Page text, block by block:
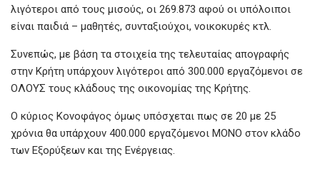
λιγότεροι από τους μισούς, οι 269.873 αφού οι υπόλοιποι
είναι παιδιά – μαθητές, συνταξιούχοι, νοικοκυρές κτλ.
Συνεπώς, με βάση τα στοιχεία της τελευταίας απογραφής
στην Κρήτη υπάρχουν λιγότεροι από 300.000 εργαζόμενοι σε
ΟΛΟΥΣ τους κλάδους της οικονομίας της Κρήτης.
Ο κύριος Κονοφάγος όμως υπόσχεται πως σε 20 με 25
χρόνια θα υπάρχουν 400.000 εργαζόμενοι ΜΟΝΟ στον κλάδο
των Εξορύξεων και της Ενέργειας.